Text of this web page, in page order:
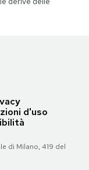
d'uso
di Milano, 419 del